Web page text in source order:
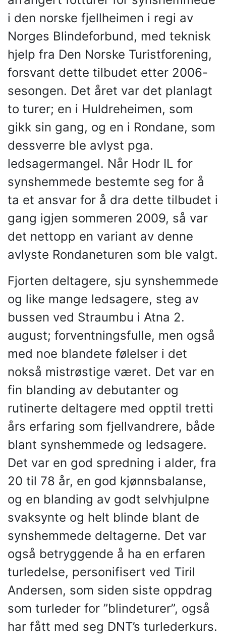
i den norske fjellheimen i regi av
Norges Blindeforbund, med teknisk
hjelp fra Den Norske Turistforening,
forsvant dette tilbudet etter 2006-
sesongen. Det året var det planlagt
to turer; en i Huldreheimen, som
gikk sin gang, og en i Rondane, som
dessverre ble avlyst pga.
ledsagermangel. Når Hodr IL for
synshemmede bestemte seg for å
ta et ansvar for å dra dette tilbudet i
gang igjen sommeren 2009, så var
det nettopp en variant av denne
avlyste Rondaneturen som ble valgt.
Fjorten deltagere, sju synshemmede
og like mange ledsagere, steg av
bussen ved Straumbu i Atna 2.
august; forventningsfulle, men også
med noe blandete følelser i det
nokså mistrøstige været. Det var en
fin blanding av debutanter og
rutinerte deltagere med opptil tretti
års erfaring som fjellvandrere, både
blant synshemmede og ledsagere.
Det var en god spredning i alder, fra
20 til 78 år, en god kjønnsbalanse,
og en blanding av godt selvhjulpne
svaksynte og helt blinde blant de
synshemmede deltagerne. Det var
også betryggende å ha en erfaren
turledelse, personifisert ved Tiril
Andersen, som siden siste oppdrag
som turleder for ”blindeturer”, også
har fått med seg DNT’s turlederkurs.